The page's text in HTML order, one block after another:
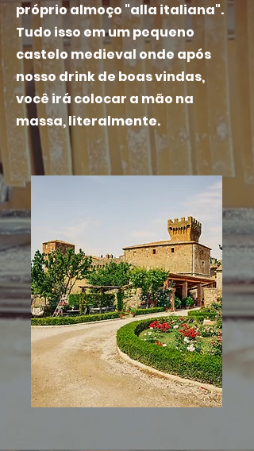
próprio almoço "alla italiana".
Tudo isso em um pequeno
castelo medieval onde após
nosso drink de boas vindas,
você irá colocar a mão na
massa, literalmente.